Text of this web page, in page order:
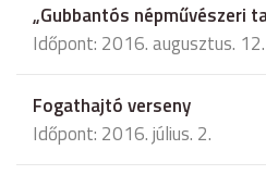
„Gubbantós népművészeri
Időpont: 2016. augusztus. 12.
Fogathajtó verseny
Időpont: 2016. július. 2.